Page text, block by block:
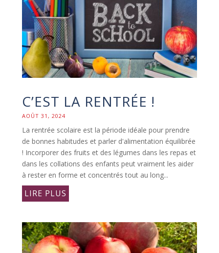
C’EST LA RENTRÉE !
AOÛT 31, 2024
La rentrée scolaire est la période idéale pour prendre
de bonnes habitudes et parler d'alimentation équilibrée
! Incorporer des fruits et des légumes dans les repas et
dans les collations des enfants peut vraiment les aider
à rester en forme et concentrés tout au long...
LIRE PLUS